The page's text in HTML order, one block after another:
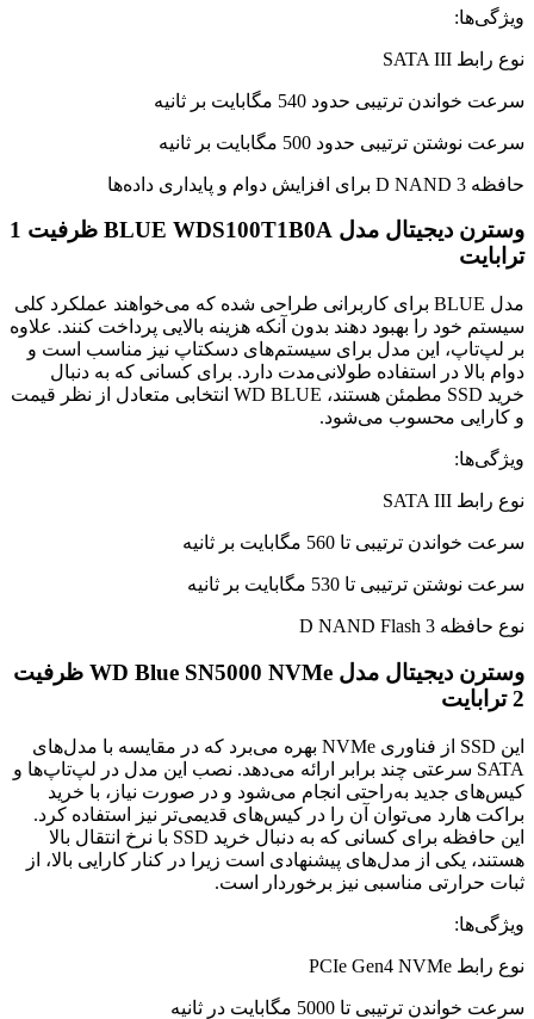
ویژگی‌ها:
نوع رابط SATA III
سرعت خواندن ترتیبی حدود 540 مگابایت بر ثانیه
سرعت نوشتن ترتیبی حدود 500 مگابایت بر ثانیه
حافظه 3 D NAND برای افزایش دوام و پایداری داده‌ها
وسترن دیجیتال مدل BLUE WDS100T1B0A ظرفیت 1
ترابایت
مدل BLUE برای کاربرانی طراحی شده که می‌خواهند عملکرد کلی
سیستم خود را بهبود دهند بدون آنکه هزینه بالایی پرداخت کنند. علاوه
بر لپ‌تاپ، این مدل برای سیستم‌های دسکتاپ نیز مناسب است و
دوام بالا در استفاده طولانی‌مدت دارد. برای کسانی که به دنبال
خرید SSD مطمئن هستند، WD BLUE انتخابی متعادل از نظر قیمت
و کارایی محسوب می‌شود.
ویژگی‌ها:
نوع رابط SATA III
سرعت خواندن ترتیبی تا 560 مگابایت بر ثانیه
سرعت نوشتن ترتیبی تا 530 مگابایت بر ثانیه
نوع حافظه 3 D NAND Flash
وسترن دیجیتال مدل WD Blue SN5000 NVMe ظرفیت
2 ترابایت
این SSD از فناوری NVMe بهره می‌برد که در مقایسه با مدل‌های
SATA سرعتی چند برابر ارائه می‌دهد. نصب این مدل در لپ‌تاپ‌ها و
کیس‌های جدید به‌راحتی انجام می‌شود و در صورت نیاز، با خرید
براکت هارد می‌توان آن را در کیس‌های قدیمی‌تر نیز استفاده کرد.
این حافظه برای کسانی که به دنبال خرید SSD با نرخ انتقال بالا
هستند، یکی از مدل‌های پیشنهادی است زیرا در کنار کارایی بالا، از
ثبات حرارتی مناسبی نیز برخوردار است.
ویژگی‌ها:
نوع رابط PCIe Gen4 NVMe
سرعت خواندن ترتیبی تا 5000 مگابایت در ثانیه